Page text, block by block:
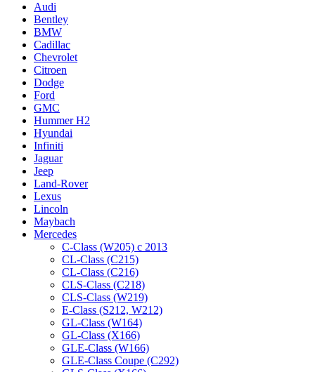
Audi
Bentley
BMW
Cadillac
Chevrolet
Citroen
Dodge
Ford
GMC
Hummer H2
Hyundai
Infiniti
Jaguar
Jeep
Land-Rover
Lexus
Lincoln
Maybach
Mercedes
C-Class (W205) с 2013
CL-Class (C215)
CL-Class (C216)
CLS-Class (C218)
CLS-Class (W219)
E-Class (S212, W212)
GL-Class (W164)
GL-Class (X166)
GLE-Class (W166)
GLE-Class Coupe (C292)